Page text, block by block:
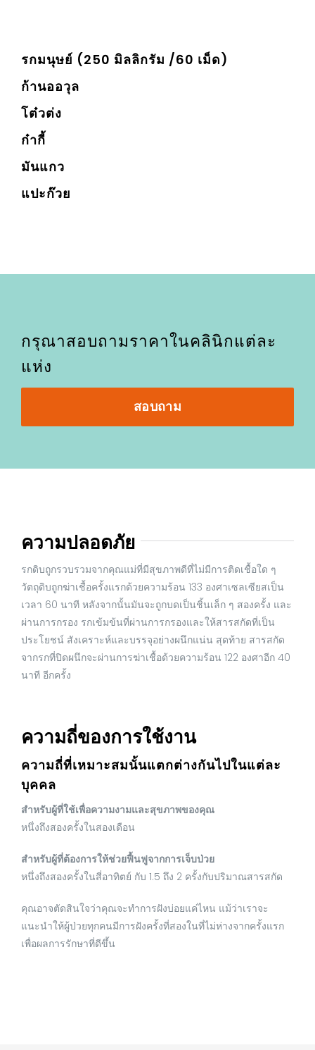
รกมนุษย์ (250 มิลลิกรัม /60 เม็ด)
ก้านออวุล
โต๋วต่ง
ก๋ากี้
มันแกว
แปะก๊วย
กรุณาสอบถามราคาในคลินิกแต่ละ
แห่ง
สอบถาม
ความปลอดภัย
รกดิบถูกรวบรวมจากคุณแม่ที่มีสุขภาพดีที่ไม่มีการติดเชื้อใด ๆ
วัตถุดิบถูกฆ่าเชื้อครั้งแรกด้วยความร้อน 133 องศาเซลเซียสเป็น
เวลา 60 นาที หลังจากนั้นมันจะถูกบดเป็นชิ้นเล็ก ๆ สองครั้ง และ
ผ่านการกรอง รกเข้มข้นที่ผ่านการกรองและให้สารสกัดที่เป็น
ประโยชน์ สังเคราะห์และบรรจุอย่างผนึกแน่น สุดท้าย สารสกัด
จากรกที่ปิดผนึกจะผ่านการฆ่าเชื้อด้วยความร้อน 122 องศาอีก 40
นาที อีกครั้ง
ความถี่ของการใช้งาน
ความถี่ที่เหมาะสมนั้นแตกต่างกันไปในแต่ละ
บุคคล
สำหรับผู้ที่ใช้เพื่อความงามและสุขภาพของคุณ
หนึ่งถึงสองครั้งในสองเดือน
สำหรับผู้ที่ต้องการให้ช่วยฟื้นฟูจากการเจ็บป่วย
หนึ่งถึงสองครั้งในสี่อาทิตย์ กับ 1.5 ถึง 2 ครั้งกับปริมาณสารสกัด
คุณอาจตัดสินใจว่าคุณจะทำการฝังบ่อยแค่ไหน แม้ว่าเราจะ
แนะนำให้ผู้ป่วยทุกคนมีการฝังครั้งที่สองในที่ไม่ห่างจากครั้งแรก
เพื่อผลการรักษาที่ดีขึ้น